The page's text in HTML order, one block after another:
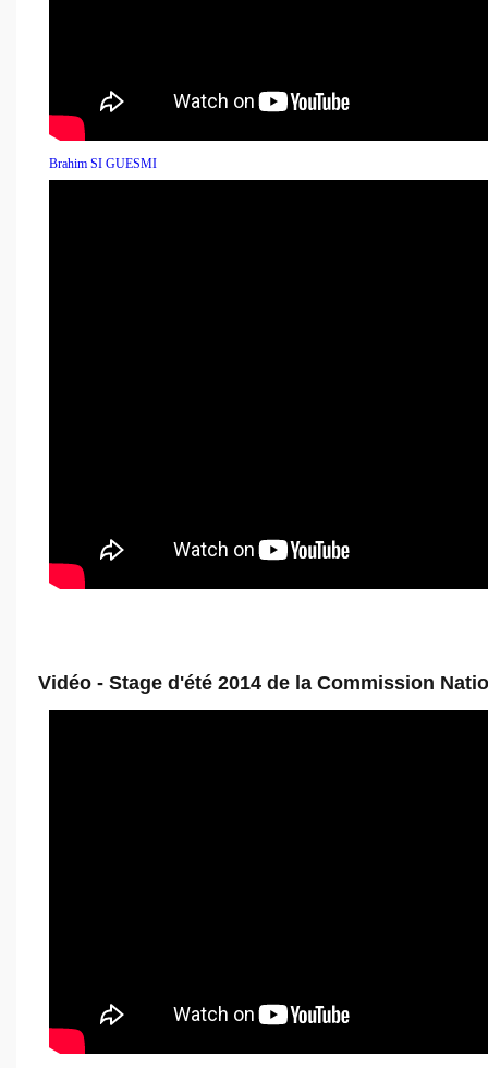
Brahim SI GUESMI
Vidéo - Stage d'été 2014 de la Commission